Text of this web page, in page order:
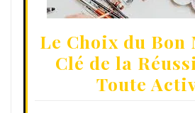
Le Choix du Bon
Clé de la
Toute